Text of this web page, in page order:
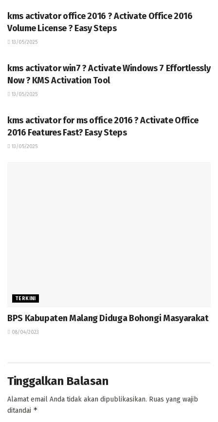
kms activator office 2016 ? Activate Office 2016
Volume License ? Easy Steps
13/05/2025
kms activator win7 ? Activate Windows 7 Effortlessly
Now ? KMS Activation Tool
13/05/2025
kms activator for ms office 2016 ? Activate Office
2016 Features Fast? Easy Steps
13/05/2025
TERKINI
BPS Kabupaten Malang Diduga Bohongi Masyarakat
08/04/2023
Tinggalkan Balasan
Alamat email Anda tidak akan dipublikasikan. Ruas yang wajib
ditandai *